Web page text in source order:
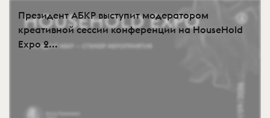
Президент АБКР выступит модератором
креативной сессии конференции на HouseHold
Expo 2...